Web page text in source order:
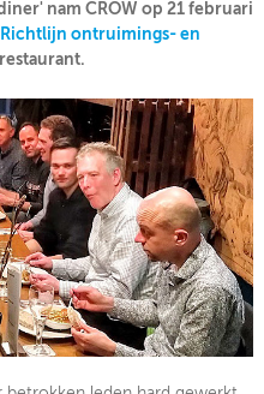
nam CROW op 21 februari
Richtlijn ontruimings- en